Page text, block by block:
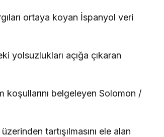
ortaya koyan İspanyol veri
yolsuzlukları açığa çıkaran
koşullarını belgeleyen Solomon /
tartışılmasını ele alan